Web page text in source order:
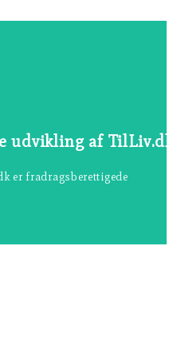
udvikling af TilLiv.dk
er fradragsberettigede
kan vokse og blive til gavn